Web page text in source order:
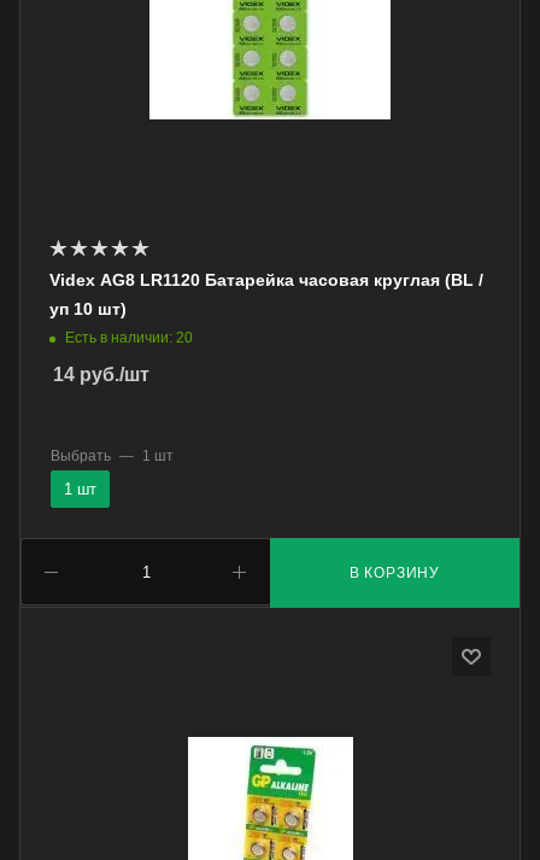
Videx AG8 LR1120 Батарейка часовая круглая (BL /
уп 10 шт)
Есть в наличии: 20
14 руб./шт
В КОРЗИНУ
Выбрать — 1 шт
1 шт